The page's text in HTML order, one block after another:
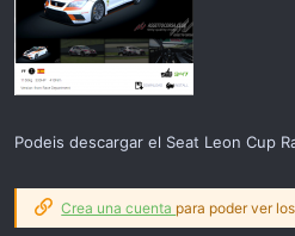
Podeis descargar el Seat Leon Cup
Crea una cuenta para poder ver